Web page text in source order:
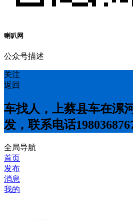
喇叭网
公众号描述
关注
返回
车找人，上蔡县车在漯
发，联系电话
全局导航
首页
发布
消息
我的